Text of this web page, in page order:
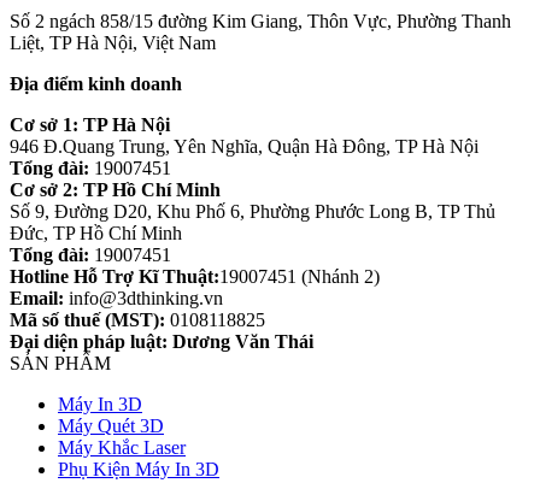
Số 2 ngách 858/15 đường Kim Giang, Thôn Vực, Phường Thanh
Liệt, TP Hà Nội, Việt Nam
Địa điểm kinh doanh
Cơ sở 1: TP Hà Nội
946 Đ.Quang Trung, Yên Nghĩa, Quận Hà Đông, TP Hà Nội
Tổng đài: 19007451
Cơ sở 2: TP Hồ Chí Minh
Số 9, Đường D20, Khu Phố 6, Phường Phước Long B, TP Thủ
Đức, TP Hồ Chí Minh
Tổng đài: 19007451
Hotline Hỗ Trợ Kĩ Thuật:19007451 (Nhánh 2)
Email: info@3dthinking.vn
Mã số thuế (MST): 0108118825
Đại diện pháp luật: Dương Văn Thái
SẢN PHẨM
Máy In 3D
Máy Quét 3D
Máy Khắc Laser
Phụ Kiện Máy In 3D